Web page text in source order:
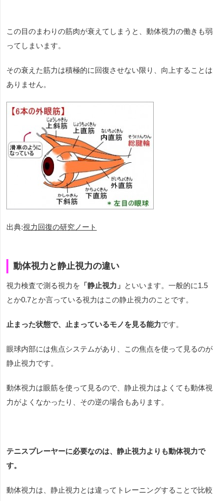
この目のまわりの筋肉が衰えてしまうと、動体視力の働きも弱
ってしまいます。
その衰えた筋力は積極的に回復させない限り、向上することは
ありません。
出典:視力回復の研究ノート
動体視力と静止視力の違い
視力検査で測る視力を 「静止視力」 といいます。一般的に1.5
とか0.7とか言っている視力はこの静止視力のことです。
止まった状態で、止まっているモノを見る能力です。
眼球内部には焦点システムがあり、この焦点を使って見るのが
静止視力です。
動体視力は眼筋を使って見るので、静止視力はよくても動体視
力がよくなかったり、その逆の場合もあります。
テニスプレーヤーに必要なのは、静止視力よりも動体視力で
す。
動体視力は、静止視力とは違ってトレーニングすることで比較